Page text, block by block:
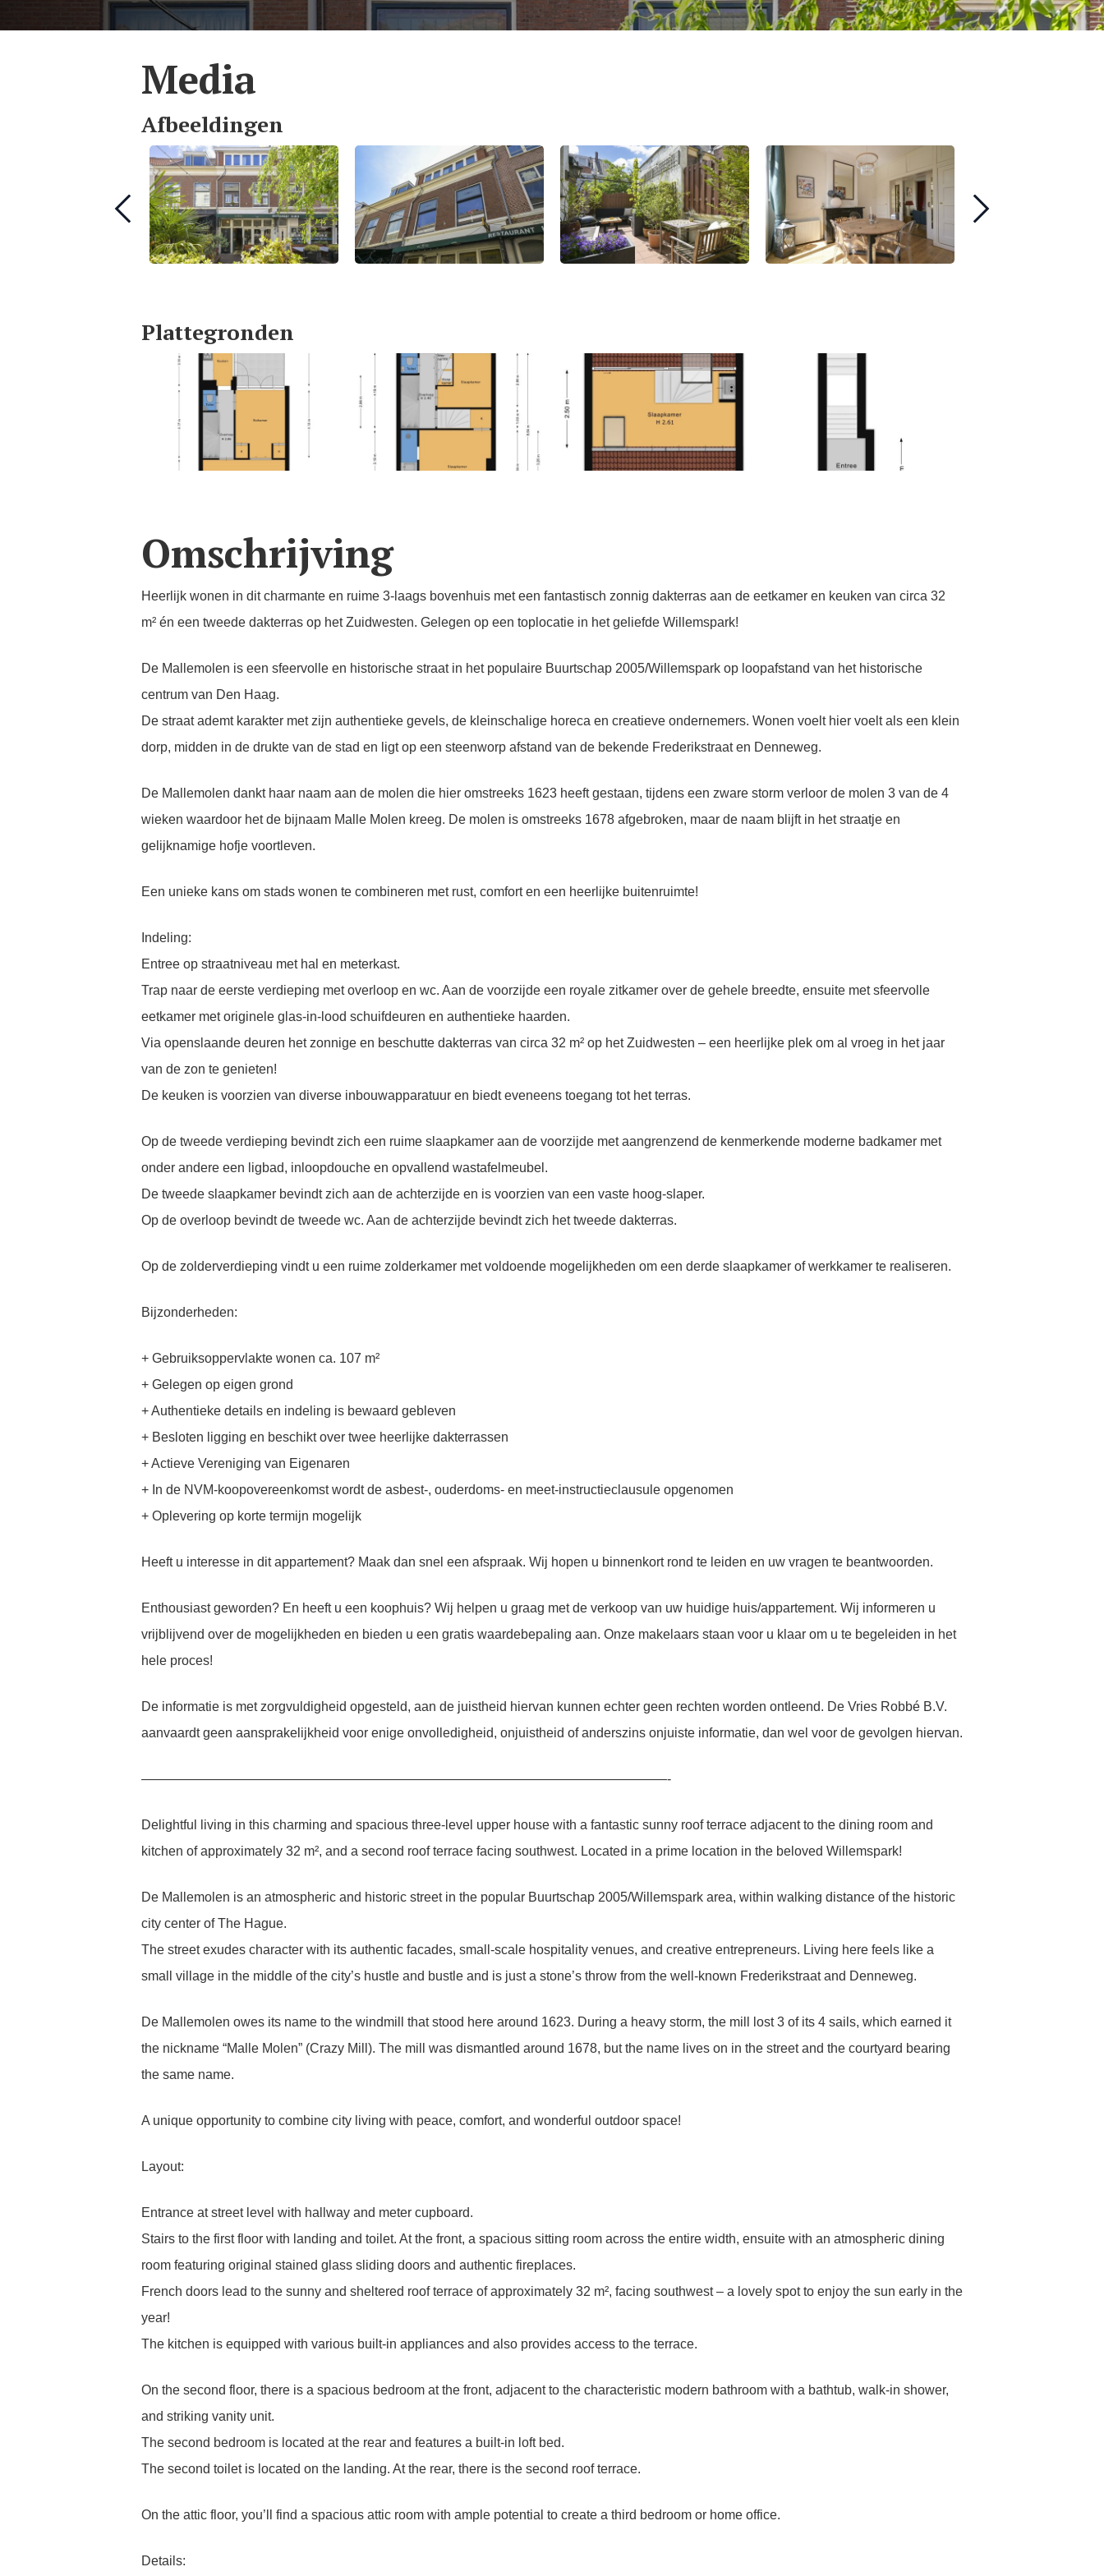
Media
Afbeeldingen
Plattegronden
Omschrijving
Heerlijk wonen in dit charmante en ruime 3-laags bovenhuis met een fantastisch zonnig dakterras aan de eetkamer en keuken van circa 32
m² én een tweede dakterras op het Zuidwesten. Gelegen op een toplocatie in het geliefde Willemspark!
De Mallemolen is een sfeervolle en historische straat in het populaire Buurtschap 2005/Willemspark op loopafstand van het historische
centrum van Den Haag.
De straat ademt karakter met zijn authentieke gevels, de kleinschalige horeca en creatieve ondernemers. Wonen voelt hier voelt als een klein
dorp, midden in de drukte van de stad en ligt op een steenworp afstand van de bekende Frederikstraat en Denneweg.
De Mallemolen dankt haar naam aan de molen die hier omstreeks 1623 heeft gestaan, tijdens een zware storm verloor de molen 3 van de 4
wieken waardoor het de bijnaam Malle Molen kreeg. De molen is omstreeks 1678 afgebroken, maar de naam blijft in het straatje en
gelijknamige hofje voortleven.
Een unieke kans om stads wonen te combineren met rust, comfort en een heerlijke buitenruimte!
Indeling:
Entree op straatniveau met hal en meterkast.
Trap naar de eerste verdieping met overloop en wc. Aan de voorzijde een royale zitkamer over de gehele breedte, ensuite met sfeervolle
eetkamer met originele glas-in-lood schuifdeuren en authentieke haarden.
Via openslaande deuren het zonnige en beschutte dakterras van circa 32 m² op het Zuidwesten – een heerlijke plek om al vroeg in het jaar
van de zon te genieten!
De keuken is voorzien van diverse inbouwapparatuur en biedt eveneens toegang tot het terras.
Op de tweede verdieping bevindt zich een ruime slaapkamer aan de voorzijde met aangrenzend de kenmerkende moderne badkamer met
onder andere een ligbad, inloopdouche en opvallend wastafelmeubel.
De tweede slaapkamer bevindt zich aan de achterzijde en is voorzien van een vaste hoog-slaper.
Op de overloop bevindt de tweede wc. Aan de achterzijde bevindt zich het tweede dakterras.
Op de zolderverdieping vindt u een ruime zolderkamer met voldoende mogelijkheden om een derde slaapkamer of werkkamer te realiseren.
Bijzonderheden:
+ Gebruiksoppervlakte wonen ca. 107 m²
+ Gelegen op eigen grond
+ Authentieke details en indeling is bewaard gebleven
+ Besloten ligging en beschikt over twee heerlijke dakterrassen
+ Actieve Vereniging van Eigenaren
+ In de NVM-koopovereenkomst wordt de asbest-, ouderdoms- en meet-instructieclausule opgenomen
+ Oplevering op korte termijn mogelijk
Heeft u interesse in dit appartement? Maak dan snel een afspraak. Wij hopen u binnenkort rond te leiden en uw vragen te beantwoorden.
Enthousiast geworden? En heeft u een koophuis? Wij helpen u graag met de verkoop van uw huidige huis/appartement. Wij informeren u
vrijblijvend over de mogelijkheden en bieden u een gratis waardebepaling aan. Onze makelaars staan voor u klaar om u te begeleiden in het
hele proces!
De informatie is met zorgvuldigheid opgesteld, aan de juistheid hiervan kunnen echter geen rechten worden ontleend. De Vries Robbé B.V.
aanvaardt geen aansprakelijkheid voor enige onvolledigheid, onjuistheid of anderszins onjuiste informatie, dan wel voor de gevolgen hiervan.
————————————————————————————————————————-
Delightful living in this charming and spacious three-level upper house with a fantastic sunny roof terrace adjacent to the dining room and
kitchen of approximately 32 m², and a second roof terrace facing southwest. Located in a prime location in the beloved Willemspark!
De Mallemolen is an atmospheric and historic street in the popular Buurtschap 2005/Willemspark area, within walking distance of the historic
city center of The Hague.
The street exudes character with its authentic facades, small-scale hospitality venues, and creative entrepreneurs. Living here feels like a
small village in the middle of the city’s hustle and bustle and is just a stone’s throw from the well-known Frederikstraat and Denneweg.
De Mallemolen owes its name to the windmill that stood here around 1623. During a heavy storm, the mill lost 3 of its 4 sails, which earned it
the nickname “Malle Molen” (Crazy Mill). The mill was dismantled around 1678, but the name lives on in the street and the courtyard bearing
the same name.
A unique opportunity to combine city living with peace, comfort, and wonderful outdoor space!
Layout:
Entrance at street level with hallway and meter cupboard.
Stairs to the first floor with landing and toilet. At the front, a spacious sitting room across the entire width, ensuite with an atmospheric dining
room featuring original stained glass sliding doors and authentic fireplaces.
French doors lead to the sunny and sheltered roof terrace of approximately 32 m², facing southwest – a lovely spot to enjoy the sun early in the
year!
The kitchen is equipped with various built-in appliances and also provides access to the terrace.
On the second floor, there is a spacious bedroom at the front, adjacent to the characteristic modern bathroom with a bathtub, walk-in shower,
and striking vanity unit.
The second bedroom is located at the rear and features a built-in loft bed.
The second toilet is located on the landing. At the rear, there is the second roof terrace.
On the attic floor, you’ll find a spacious attic room with ample potential to create a third bedroom or home office.
Details: